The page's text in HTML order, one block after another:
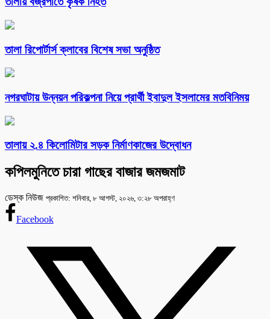
‎তালা রিপোর্টার্স ক্লাবের বিশেষ সভা অনুষ্ঠিত
নগরঘাটায় উন্নয়ন পরিকল্পনা নিয়ে প্রার্থী ইবাদুল ইসলামের মতবিনিময়
তালায় ২.৪ কিলোমিটার সড়ক নির্মাণকাজের উদ্বোধন
কপিলমুনিতে চারা গাছের বাজার জমজমাট
ডেস্ক নিউজ প্রকাশিত: শনিবার, ৮ আগস্ট, ২০২৬, ৩:২৮ অপরাহ্ণ
Facebook